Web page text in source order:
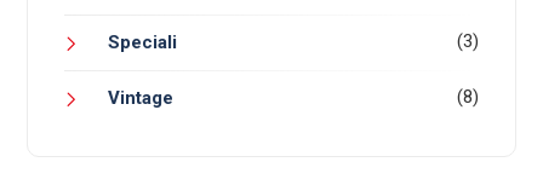
Speciali (3)
Vintage (8)